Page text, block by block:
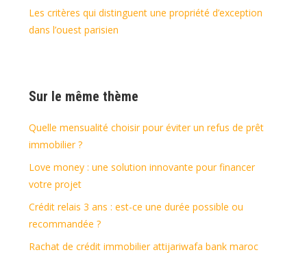
Les critères qui distinguent une propriété d’exception
dans l’ouest parisien
Sur le même thème
Quelle mensualité choisir pour éviter un refus de prêt
immobilier ?
Love money : une solution innovante pour financer
votre projet
Crédit relais 3 ans : est-ce une durée possible ou
recommandée ?
Rachat de crédit immobilier attijariwafa bank maroc